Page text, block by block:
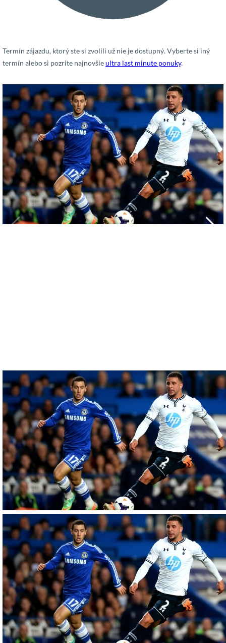
Termín zájazdu, ktorý ste si zvolili už nie je dostupný. Vyberte si iný
termín alebo si pozrite najnovšieultra last minute ponuky.